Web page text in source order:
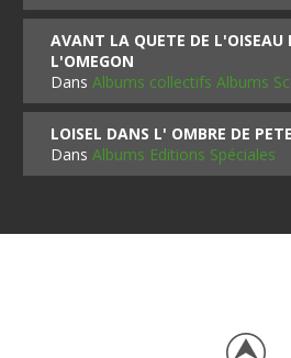
AVANT LA QUETE DE L'OISEAU
L'OMEGON
DansAlbums collectifs Albums
LOISEL DANS L' OMBRE DE
DansAlbums Editions Spéciales